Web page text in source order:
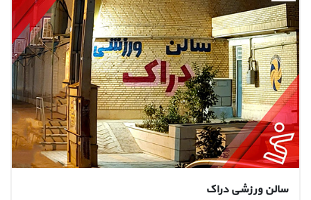
سالن ورزشی دراک